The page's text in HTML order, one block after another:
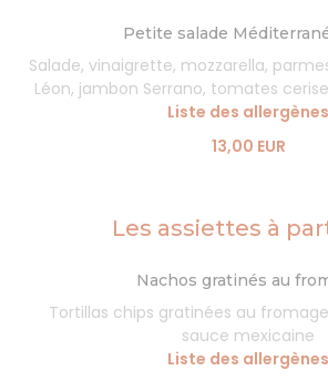
Petite salade
Salade, vinaigrette, mozzarella,
Léon, jambon Serrano, tomates
Liste des allergènes
13,00 EUR
Les assiettes à
Nachos gratinés au
Tortillas chips gratinées au
sauce mexicaine
Liste des allergènes